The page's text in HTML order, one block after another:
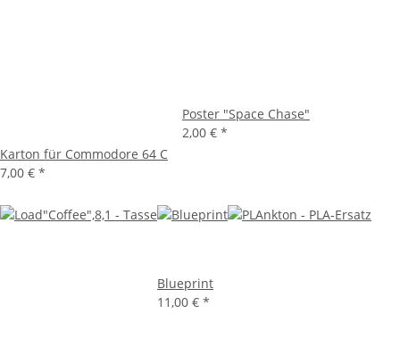
Karton für Commodore 64 C
7,00 € *
Poster "Space Chase"
2,00 € *
Blueprint
11,00 € *